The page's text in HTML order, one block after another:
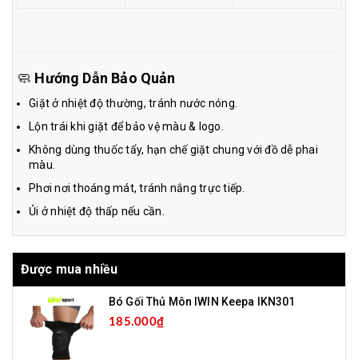
🧼 Hướng Dẫn Bảo Quản
Giặt ở nhiệt độ thường, tránh nước nóng.
Lộn trái khi giặt để bảo vệ màu & logo.
Không dùng thuốc tẩy, hạn chế giặt chung với đồ dễ phai
màu.
Phơi nơi thoáng mát, tránh nắng trực tiếp.
Ủi ở nhiệt độ thấp nếu cần.
Được mua nhiều
Bó Gối Thủ Môn IWIN Keepa IKN301
185.000₫